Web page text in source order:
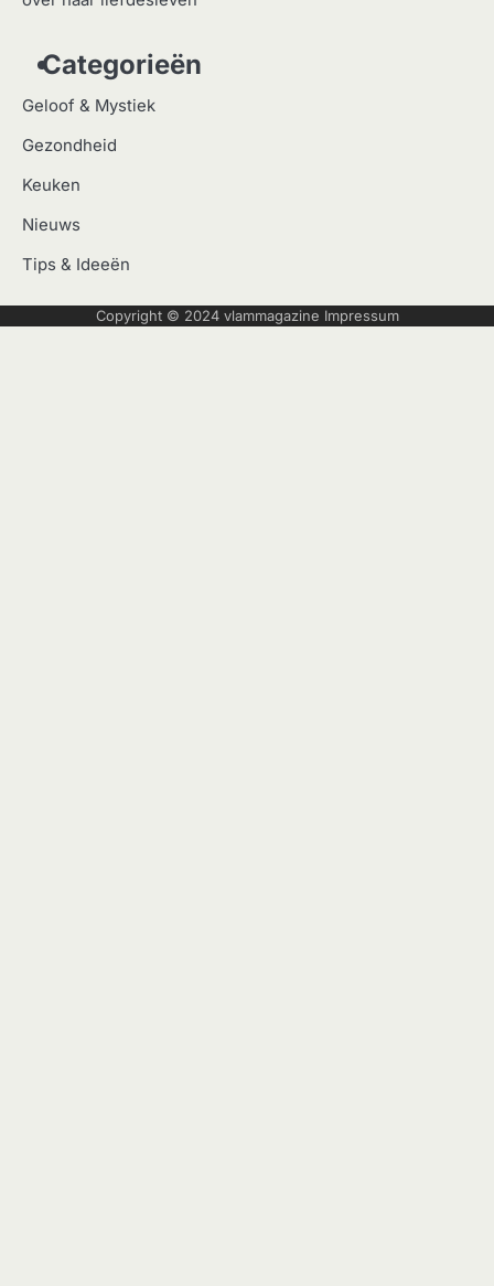
Categorieën
Geloof & Mystiek
Gezondheid
Keuken
Nieuws
Tips & Ideeën
Copyright © 2024 vlammagazine Impressum